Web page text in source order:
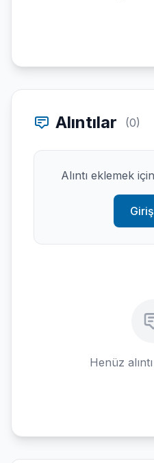
Alıntılar (0)
Alıntı eklemek
Henüz